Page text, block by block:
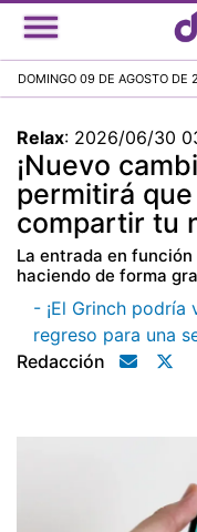
DOMINGO 09 DE AGOSTO DE
Relax: 2026/06/30
¡Nuevo
permitirá
compartir tu
La entrada en
haciendo de forma
- ¡El Grinch podría
regreso para una
Redacción